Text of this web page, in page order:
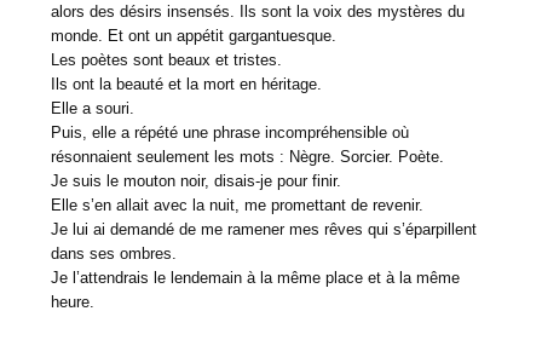
alors des désirs insensés. Ils sont la voix des mystères du
monde. Et ont un appétit gargantuesque.
Les poètes sont beaux et tristes.
Ils ont la beauté et la mort en héritage.
Elle a souri.
Puis, elle a répété une phrase incompréhensible où
résonnaient seulement les mots : Nègre. Sorcier. Poète.
Je suis le mouton noir, disais-je pour finir.
Elle s’en allait avec la nuit, me promettant de revenir.
Je lui ai demandé de me ramener mes rêves qui s’éparpillent
dans ses ombres.
Je l’attendrais le lendemain à la même place et à la même
heure.